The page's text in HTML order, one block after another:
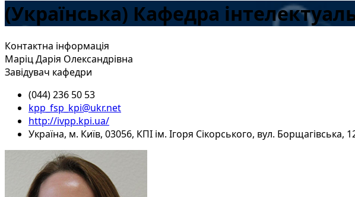
(Українська) Кафедра
Контактна інформація
Маріц Дарія Олександрівна
Завідувач кафедри
(044) 236 50 53
kpp_fsp_kpi@ukr.net
http://ivpp.kpi.ua/
Україна, м. Київ, 03056, КПІ ім. Ігоря Сікорського, вул. Борщагівська,